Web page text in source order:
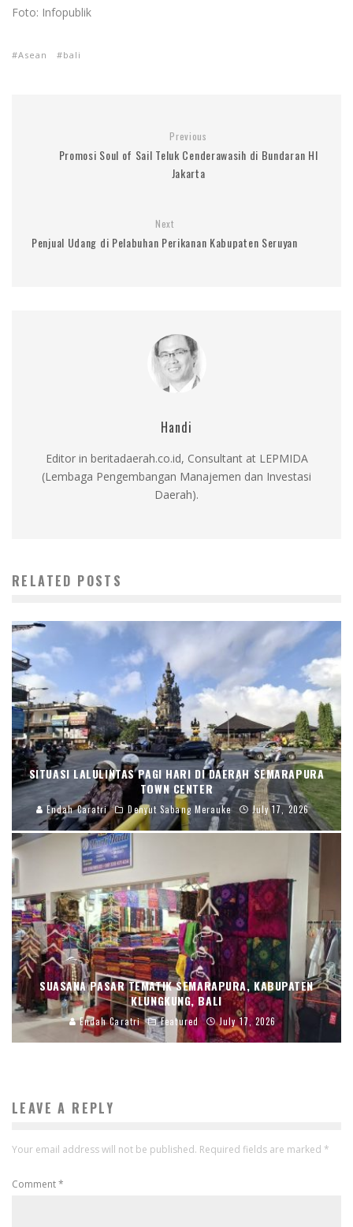
Foto: Infopublik
Asean bali
Previous
Promosi Soul of Sail Teluk Cenderawasih di Bundaran HI
Jakarta
Next
Penjual Udang di Pelabuhan Perikanan Kabupaten Seruyan
Handi
Editor in beritadaerah.co.id, Consultant at LEPMIDA
(Lembaga Pengembangan Manajemen dan Investasi
Daerah).
RELATED POSTS
SITUASI LALULINTAS PAGI HARI DI DAERAH SEMARAPURA
TOWN CENTER
Endah Caratri Denyut Sabang Merauke July 17, 2026
SUASANA PASAR TEMATIK SEMARAPURA, KABUPATEN
KLUNGKUNG, BALI
Endah Caratri Featured July 17, 2026
LEAVE A REPLY
Your email address will not be published. Required fields are marked *
Comment*